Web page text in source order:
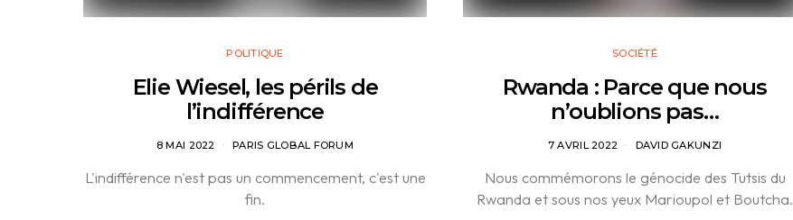
POLITIQUE
Elie Wiesel, les périls de
l’indifférence
8 MAI 2022 PARIS GLOBAL FORUM
L'indifférence n'est pas un commencement, c'est une
fin.
SOCIÉTÉ
Rwanda : Parce que nous
n’oublions pas…
7 AVRIL 2022 DAVID GAKUNZI
Nous commémorons le génocide des Tutsis du
Rwanda et sous nos yeux Marioupol et Boutcha.